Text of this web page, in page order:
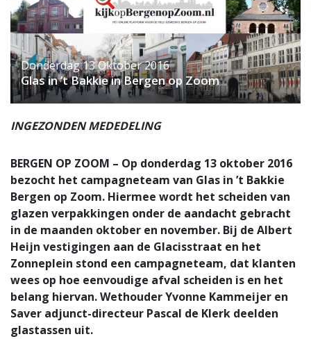
Donderdag 13 Oktober 2016
Glas in ’t Bakkie in Bergen op Zoom
INGEZONDEN MEDEDELING
BERGEN OP ZOOM – Op donderdag 13 oktober 2016
bezocht het campagneteam van Glas in ’t Bakkie
Bergen op Zoom. Hiermee wordt het scheiden van
glazen verpakkingen onder de aandacht gebracht
in de maanden oktober en november. Bij de Albert
Heijn vestigingen aan de Glacisstraat en het
Zonneplein stond een campagneteam, dat klanten
wees op hoe eenvoudige afval scheiden is en het
belang hiervan. Wethouder Yvonne Kammeijer en
Saver adjunct-directeur Pascal de Klerk deelden
glastassen uit.